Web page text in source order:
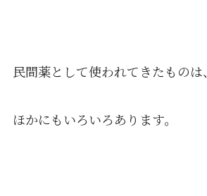
民間薬として使われてきたものは、
ほかにもいろいろあります。